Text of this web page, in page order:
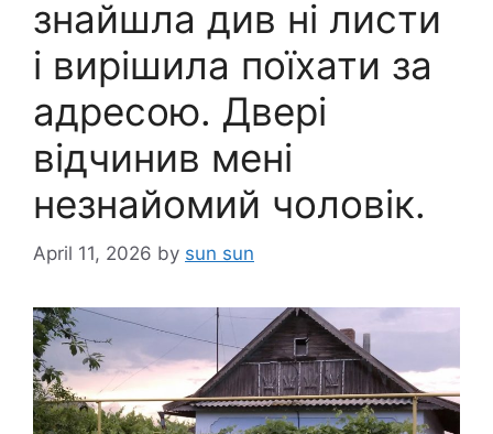
знайшла див ні листи
і вирішила поїхати за
адресою. Двері
відчинив мені
незнайомий чоловік.
April 11, 2026 by sun sun